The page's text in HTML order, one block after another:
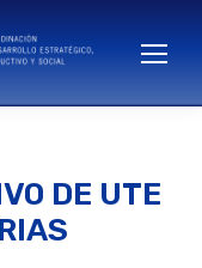
DE UTE